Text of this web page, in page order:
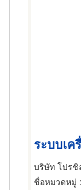
บริษัท โปรชิ
ชื่อหมวดหมู่